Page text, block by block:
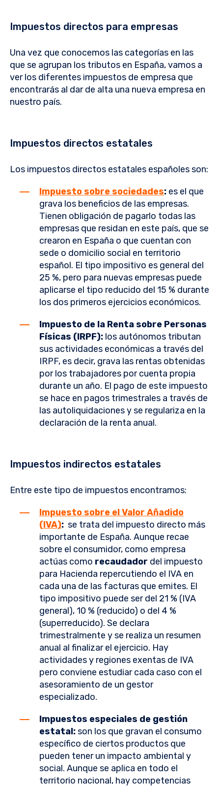
Impuestos directos para empresas
Una vez que conocemos las categorías en las
que se agrupan los tributos en España, vamos a
ver los diferentes impuestos de empresa que
encontrarás al dar de alta una nueva empresa en
nuestro país.
Impuestos directos estatales
Los impuestos directos estatales españoles son:
Impuesto sobre sociedades: es el que
grava los beneficios de las empresas.
Tienen obligación de pagarlo todas las
empresas que residan en este país, que se
crearon en España o que cuentan con
sede o domicilio social en territorio
español. El tipo impositivo es general del
25 %, pero para nuevas empresas puede
aplicarse el tipo reducido del 15 % durante
los dos primeros ejercicios económicos.
Impuesto de la Renta sobre Personas
Físicas (IRPF): los autónomos tributan
sus actividades económicas a través del
IRPF, es decir, grava las rentas obtenidas
por los trabajadores por cuenta propia
durante un año. El pago de este impuesto
se hace en pagos trimestrales a través de
las autoliquidaciones y se regulariza en la
declaración de la renta anual.
Impuestos indirectos estatales
Entre este tipo de impuestos encontramos:
Impuesto sobre el Valor Añadido
(IVA): se trata del impuesto directo más
importante de España. Aunque recae
sobre el consumidor, como empresa
actúas como recaudador del impuesto
para Hacienda repercutiendo el IVA en
cada una de las facturas que emites. El
tipo impositivo puede ser del 21 % (IVA
general), 10 % (reducido) o del 4 %
(superreducido). Se declara
trimestralmente y se realiza un resumen
anual al finalizar el ejercicio. Hay
actividades y regiones exentas de IVA
pero conviene estudiar cada caso con el
asesoramiento de un gestor
especializado.
Impuestos especiales de gestión
estatal:son los que gravan el consumo
específico de ciertos productos que
pueden tener un impacto ambiental y
social. Aunque se aplica en todo el
territorio nacional, hay competencias